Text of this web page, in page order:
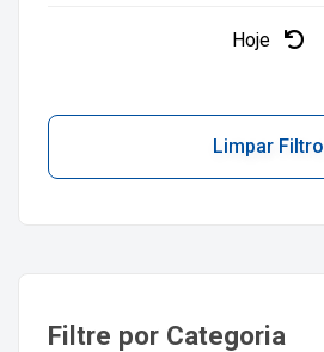
Hoje
Limpar Filtro
Filtre por Categoria